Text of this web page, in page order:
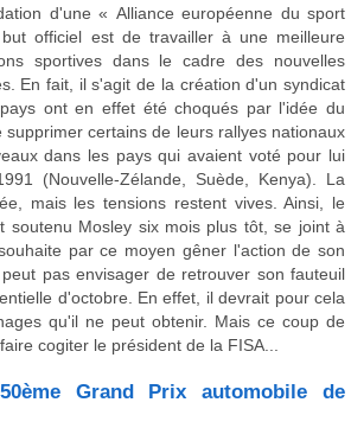
d'une « Alliance européenne du sport
officiel est de travailler à une meilleure
sportives dans le cadre des nouvelles
En fait, il s'agit de la création d'un syndicat
ont en effet été choqués par l'idée du
supprimer certains de leurs rallyes nationaux
dans les pays qui avaient voté pour lui
(Nouvelle-Zélande, Suède, Kenya). La
mais les tensions restent vives. Ainsi, le
soutenu Mosley six mois plus tôt, se joint à
par ce moyen gêner l'action de son
pas envisager de retrouver son fauteuil
d'octobre. En effet, il devrait pour cela
qu'il ne peut obtenir. Mais ce coup de
cogiter le président de la FISA...
Grand Prix automobile de